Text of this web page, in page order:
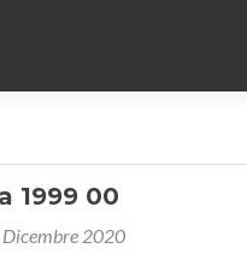
1999 00
2020